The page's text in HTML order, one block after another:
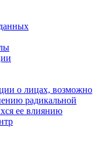
о лицах, возможно
радикальной
ее влиянию